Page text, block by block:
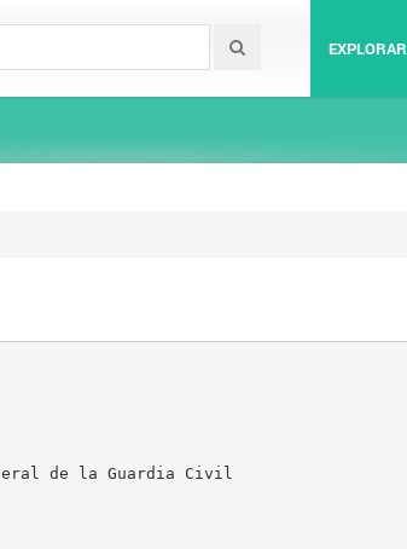
EXPLORAR
de la Guardia Civil